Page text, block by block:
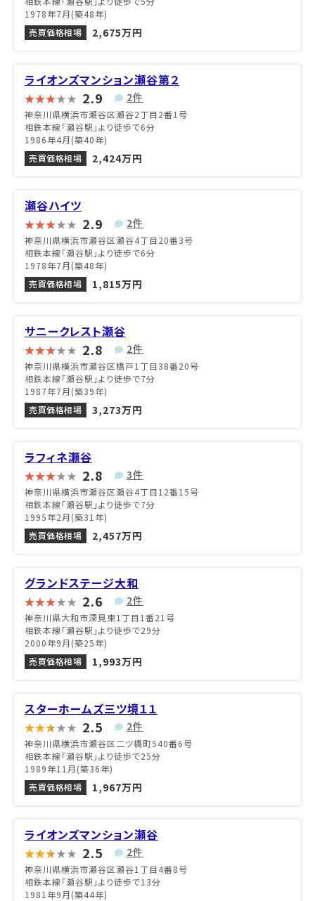
1978年7月(築48年)
売買価格相場
2,675万円
ライオンズマンション瀬谷第２
2.9 2件
神奈川県横浜市瀬谷区瀬谷2丁目2番1号
相鉄本線「瀬谷駅」より徒歩で6分
1986年4月(築40年)
売買価格相場
2,424万円
瀬谷ハイツ
2.9 2件
神奈川県横浜市瀬谷区瀬谷4丁目20番3号
相鉄本線「瀬谷駅」より徒歩で6分
1978年7月(築48年)
売買価格相場
1,815万円
サニークレスト瀬谷
2.8 2件
神奈川県横浜市瀬谷区橋戸1丁目38番20号
相鉄本線「瀬谷駅」より徒歩で7分
1987年7月(築39年)
売買価格相場
3,273万円
ラフィネ瀬谷
2.8 3件
神奈川県横浜市瀬谷区瀬谷4丁目12番15号
相鉄本線「瀬谷駅」より徒歩で7分
1995年2月(築31年)
売買価格相場
2,457万円
グランドステージ大和
2.6 2件
神奈川県大和市深見東1丁目1番21号
相鉄本線「瀬谷駅」より徒歩で29分
2000年9月(築25年)
売買価格相場
1,993万円
スターホームズ三ツ境１１
2.5 2件
神奈川県横浜市瀬谷区二ツ橋町540番6号
相鉄本線「瀬谷駅」より徒歩で25分
1989年11月(築36年)
売買価格相場
1,967万円
ライオンズマンション瀬谷
2.5 2件
神奈川県横浜市瀬谷区瀬谷1丁目4番8号
相鉄本線「瀬谷駅」より徒歩で13分
1981年9月(築44年)